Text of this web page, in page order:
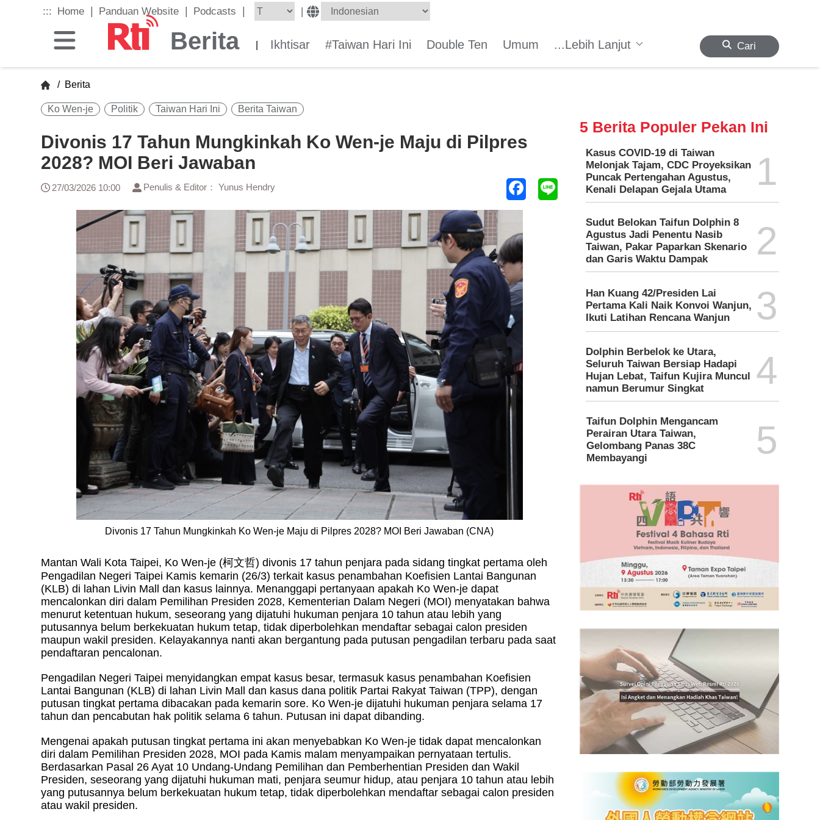
::: Home Panduan Website Podcasts |
Berita Ikhtisar #Taiwan Hari Ini Double Ten Umum ...Lebih Lanjut Cari
/ Berita
Ko Wen-je Politik Taiwan Hari Ini Berita Taiwan
Divonis 17 Tahun Mungkinkah Ko Wen-je Maju di Pilpres
2028? MOI Beri Jawaban
27/03/2026 10:00 Penulis & Editor： Yunus Hendry
Divonis 17 Tahun Mungkinkah Ko Wen-je Maju di Pilpres 2028? MOI Beri Jawaban (CNA)
Mantan Wali Kota Taipei, Ko Wen-je (柯文哲) divonis 17 tahun penjara pada sidang tingkat pertama oleh
Pengadilan Negeri Taipei Kamis kemarin (26/3) terkait kasus penambahan Koefisien Lantai Bangunan
(KLB) di lahan Livin Mall dan kasus lainnya. Menanggapi pertanyaan apakah Ko Wen-je dapat
mencalonkan diri dalam Pemilihan Presiden 2028, Kementerian Dalam Negeri (MOI) menyatakan bahwa
menurut ketentuan hukum, seseorang yang dijatuhi hukuman penjara 10 tahun atau lebih yang
putusannya belum berkekuatan hukum tetap, tidak diperbolehkan mendaftar sebagai calon presiden
maupun wakil presiden. Kelayakannya nanti akan bergantung pada putusan pengadilan terbaru pada saat
pendaftaran pencalonan.
Pengadilan Negeri Taipei menyidangkan empat kasus besar, termasuk kasus penambahan Koefisien
Lantai Bangunan (KLB) di lahan Livin Mall dan kasus dana politik Partai Rakyat Taiwan (TPP), dengan
putusan tingkat pertama dibacakan pada kemarin sore. Ko Wen-je dijatuhi hukuman penjara selama 17
tahun dan pencabutan hak politik selama 6 tahun. Putusan ini dapat dibanding.
Mengenai apakah putusan tingkat pertama ini akan menyebabkan Ko Wen-je tidak dapat mencalonkan
diri dalam Pemilihan Presiden 2028, MOI pada Kamis malam menyampaikan pernyataan tertulis.
Berdasarkan Pasal 26 Ayat 10 Undang-Undang Pemilihan dan Pemberhentian Presiden dan Wakil
Presiden, seseorang yang dijatuhi hukuman mati, penjara seumur hidup, atau penjara 10 tahun atau lebih
yang putusannya belum berkekuatan hukum tetap, tidak diperbolehkan mendaftar sebagai calon presiden
atau wakil presiden.
5 Berita Populer Pekan Ini
Kasus COVID-19 di Taiwan
Melonjak Tajam, CDC Proyeksikan
Puncak Pertengahan Agustus,
Kenali Delapan Gejala Utama
1
Sudut Belokan Taifun Dolphin 8
Agustus Jadi Penentu Nasib
Taiwan, Pakar Paparkan Skenario
dan Garis Waktu Dampak
2
Han Kuang 42/Presiden Lai
Pertama Kali Naik Konvoi Wanjun,
Ikuti Latihan Rencana Wanjun
3
Dolphin Berbelok ke Utara,
Seluruh Taiwan Bersiap Hadapi
Hujan Lebat, Taifun Kujira Muncul
namun Berumur Singkat
4
Taifun Dolphin Mengancam
Perairan Utara Taiwan,
Gelombang Panas 38C
Membayangi
5